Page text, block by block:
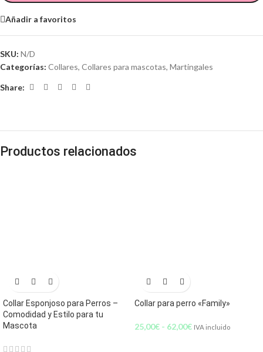
Añadir a favoritos
SKU: N/D
Categorías: Collares, Collares para mascotas, Martingales
Share:
Productos relacionados
Collar Esponjoso para Perros –
Comodidad y Estilo para tu
Mascota
Collar para perro «Family»
25,00€ - 62,00€ IVA incluido